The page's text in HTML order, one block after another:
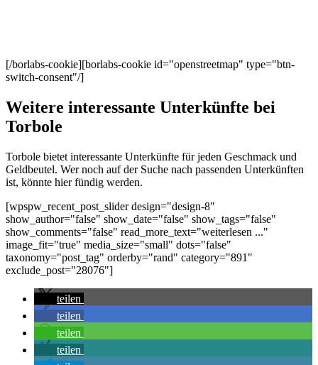
[/borlabs-cookie][borlabs-cookie id="openstreetmap" type="btn-
switch-consent"/]
Weitere interessante Unterkünfte bei
Torbole
Torbole bietet interessante Unterkünfte für jeden Geschmack und
Geldbeutel. Wer noch auf der Suche nach passenden Unterkünften
ist, könnte hier fündig werden.
[wpspw_recent_post_slider design="design-8"
show_author="false" show_date="false" show_tags="false"
show_comments="false" read_more_text="weiterlesen ..."
image_fit="true" media_size="small" dots="false"
taxonomy="post_tag" orderby="rand" category="891"
exclude_post="28076"]
teilen
teilen
teilen
teilen